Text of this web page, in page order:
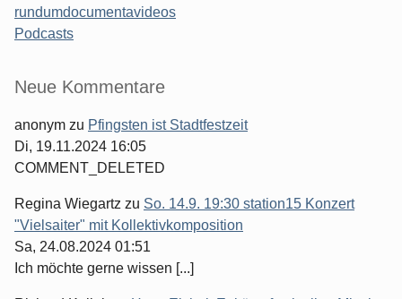
rundumdocumentavideos
Podcasts
Seitenleiste
Neue Kommentare
anonym zu Pfingsten ist Stadtfestzeit
Di, 19.11.2024 16:05
COMMENT_DELETED
Regina Wiegartz zu So. 14.9. 19:30 station15 Konzert
"Vielsaiter" mit Kollektivkomposition
Sa, 24.08.2024 01:51
Ich möchte gerne wissen [...]